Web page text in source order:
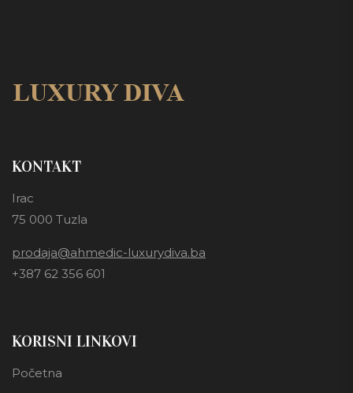
KONTAKT
Irac
75 000 Tuzla
prodaja@ahmedic-luxurydiva.ba
+387 62 356 601
KORISNI LINKOVI
Početna